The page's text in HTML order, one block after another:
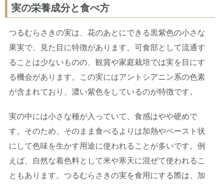
実の栄養成分と食べ方
つるむらさきの実は、花のあとにできる黒紫色の小さな
果実で、見た目に特徴があります。可食部として流通す
ることは少ないものの、観賞や家庭栽培では実を目にす
る機会があります。この実にはアントシアニン系の色素
が含まれており、濃い紫色をしているのが特徴です。
実の中には小さな種が入っていて、食感はやや硬めで
す。そのため、そのまま食べるよりは加熱やペースト状
にして色味を生かす用途に使われることが多いです。例
えば、自然な着色料として米や寒天に混ぜて使われるこ
ともあります。つるむらさきの実を食用にする際は、加